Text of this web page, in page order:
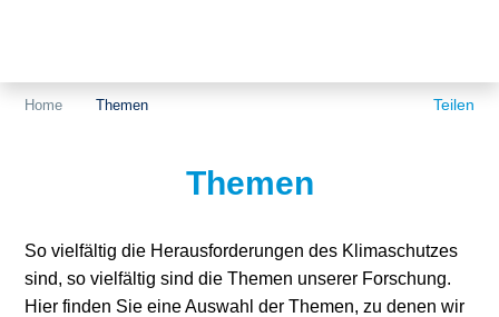
Flächen
Grundsatzfragen
Home Themen Teilen
Themen
So vielfältig die Herausforderungen des Klimaschutzes
sind, so vielfältig sind die Themen unserer Forschung.
Hier finden Sie eine Auswahl der Themen, zu denen wir